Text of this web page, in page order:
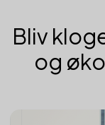
Bliv
og